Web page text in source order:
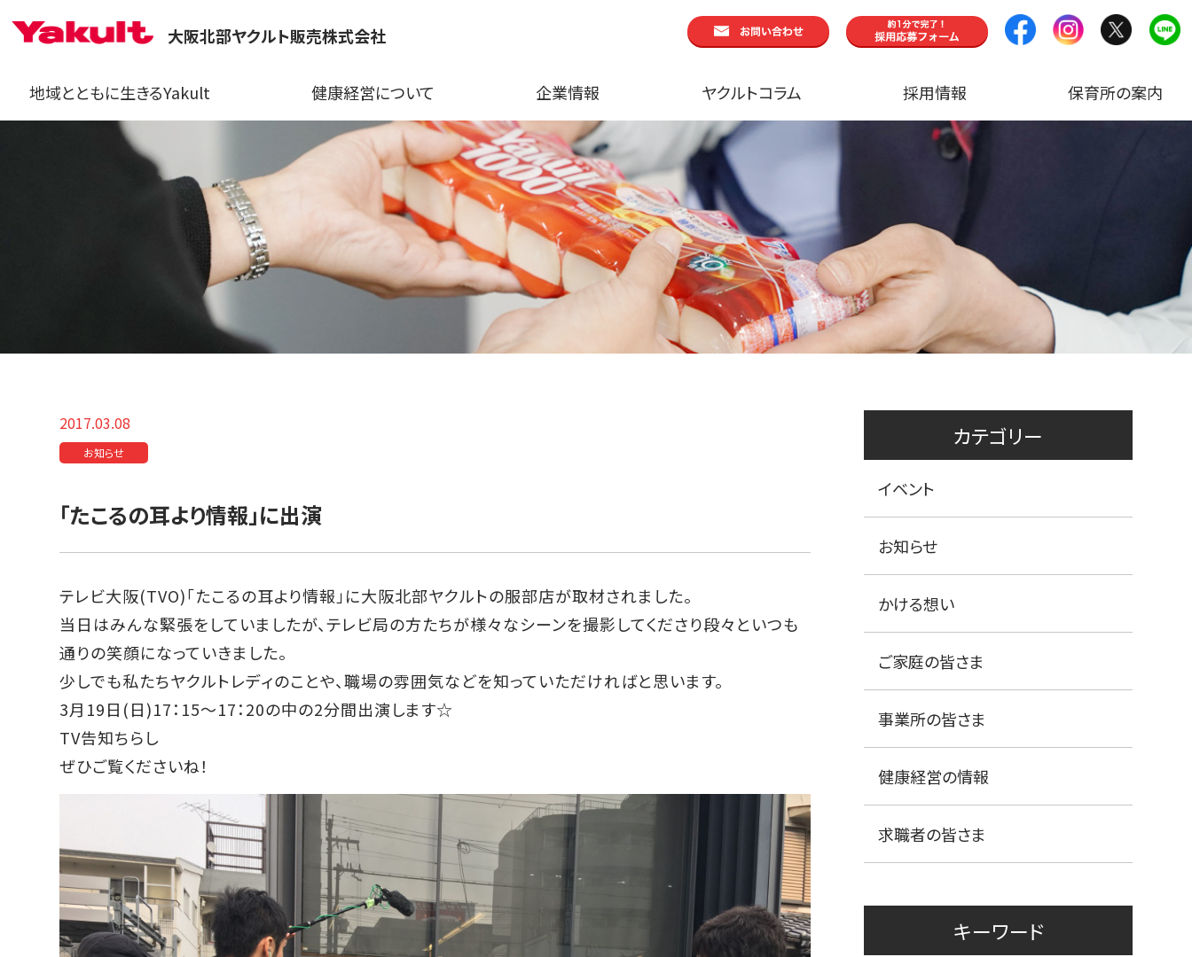
大阪北部ヤクルト販売株式会社
地域とともに生きるYakult 健康経営について 企業情報 ヤクルトコラム 採用情報 保育所の案内
2017.03.08
お知らせ
「たこるの耳より情報」に出演
テレビ大阪(TVO)「たこるの耳より情報」に大阪北部ヤクルトの服部店が取材されました。
当日はみんな緊張をしていましたが、テレビ局の方たちが様々なシーンを撮影してくださり段々といつも
通りの笑顔になっていきました。
少しでも私たちヤクルトレディのことや、職場の雰囲気などを知っていただければと思います。
3月19日(日)17：15～17：20の中の2分間出演します☆
TV告知ちらし
ぜひご覧くださいね！
カテゴリー
イベント
お知らせ
かける想い
ご家庭の皆さま
事業所の皆さま
健康経営の情報
求職者の皆さま
キーワード